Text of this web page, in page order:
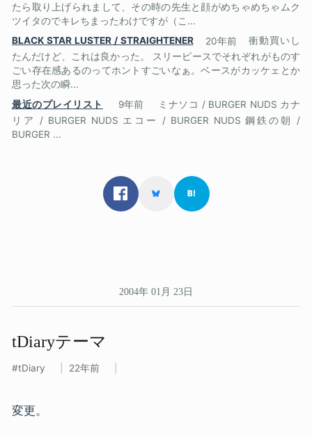
たら取り上げられまして、その時の先生と顔がめちゃめちゃムク
ツイタのでキレちまったわけですが（こ...
BLACK STAR LUSTER / STRAIGHTENER
20年前
衝動買いし
たんだけど、これは良かった。 スリーピースでそれぞれがものす
ごい存在感あるのってホントすごいなぁ。ベースがカッケェとか
思った次の瞬...
最近のプレイリスト
9年前
ミナソコ / BURGER NUDS カナ
リア / BURGER NUDS エコー / BURGER NUDS 鋼鉄の朝 /
BURGER ...
2004年 01月 23日
tDiaryテーマ
tDiary 22年前
変更。